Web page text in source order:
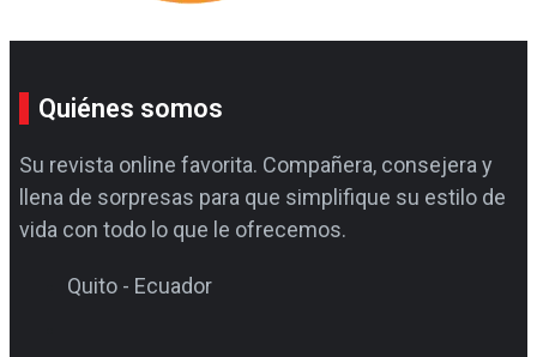
Quiénes somos
Su revista online favorita. Compañera, consejera y
llena de sorpresas para que simplifique su estilo de
vida con todo lo que le ofrecemos.
Quito - Ecuador